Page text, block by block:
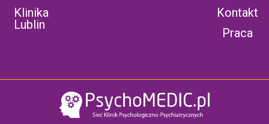
Klinika
Lublin
Kontakt
Praca